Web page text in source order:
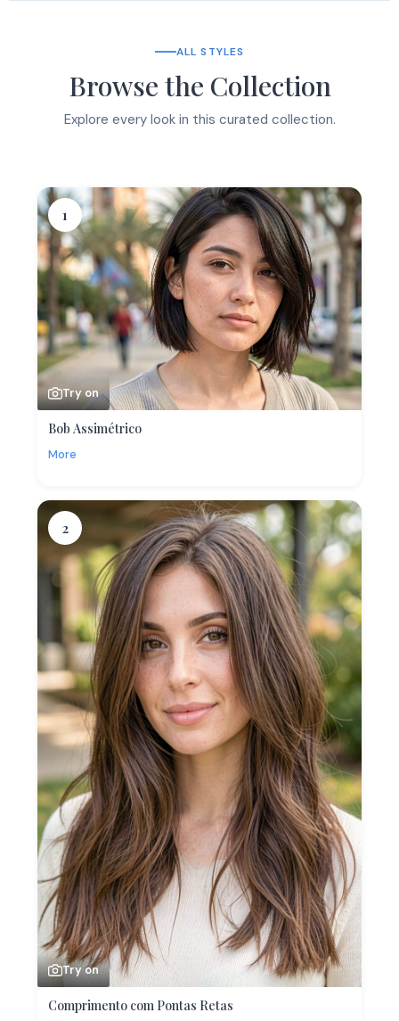
ALL STYLES
Browse the Collection
Explore every look in this curated collection.
1
Try on
Bob Assimétrico
More
2
Try on
Comprimento com Pontas Retas